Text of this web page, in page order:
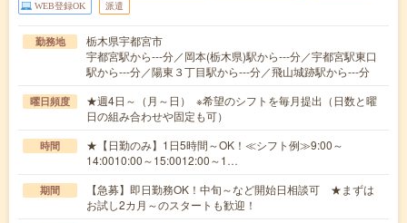
WEB登録OK 派遣
勤務地
栃木県宇都宮市
宇都宮駅から---分／岡本(栃木県)駅から---分／宇都宮駅東口
駅から---分／陽東３丁目駅から---分／飛山城跡駅から---分
曜日頻度
★週4日～（月～日） ※希望のシフトを毎月提出（日数と曜
日の組み合わせや固定も可）
時間
★【日勤のみ】1日5時間～OK！≪シフト例≫9:00～
14:0010:00～15:0012:00～1…
期間
【急募】即日勤務OK！中旬～など開始日相談可 ★まずは
お試し2カ月～のスタートも歓迎！